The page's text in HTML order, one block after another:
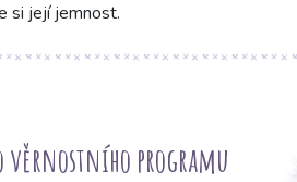
si její jemnost.
věrnostního programu